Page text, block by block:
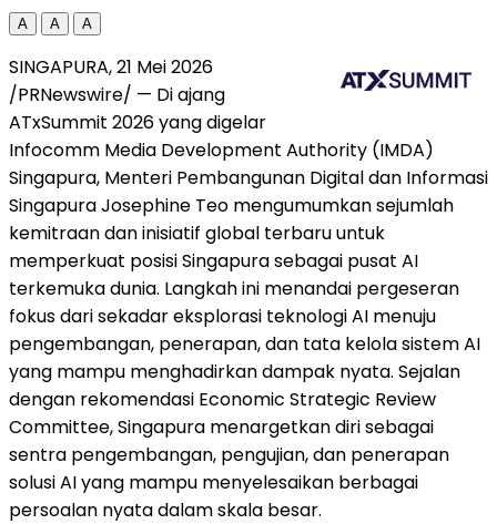
A A A
SINGAPURA, 21 Mei 2026
/PRNewswire/ — Di ajang
ATxSummit 2026 yang digelar
Infocomm Media Development Authority (IMDA)
Singapura, Menteri Pembangunan Digital dan Informasi
Singapura Josephine Teo mengumumkan sejumlah
kemitraan dan inisiatif global terbaru untuk
memperkuat posisi Singapura sebagai pusat AI
terkemuka dunia. Langkah ini menandai pergeseran
fokus dari sekadar eksplorasi teknologi AI menuju
pengembangan, penerapan, dan tata kelola sistem AI
yang mampu menghadirkan dampak nyata. Sejalan
dengan rekomendasi Economic Strategic Review
Committee, Singapura menargetkan diri sebagai
sentra pengembangan, pengujian, dan penerapan
solusi AI yang mampu menyelesaikan berbagai
persoalan nyata dalam skala besar.